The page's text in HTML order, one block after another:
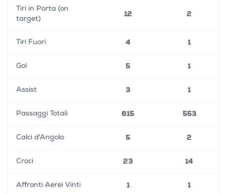
Tiri in Porta (on
target)
12 2
Tiri Fuori 4 1
Gol 5 1
Assist 3 1
Passaggi Totali 615 553
Calci d'Angolo 5 2
Croci 23 14
Affronti Aerei Vinti 1 1